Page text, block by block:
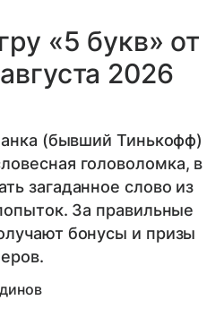
«5 букв» от
2026
(бывший Тинькофф)
головоломка, в
загаданное слово из
За правильные
бонусы и призы